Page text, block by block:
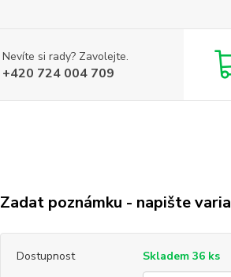
Nevíte si rady? Zavolejte.
+420 724 004 709
Zadat poznámku - napište
Dostupnost
Skladem 36 ks